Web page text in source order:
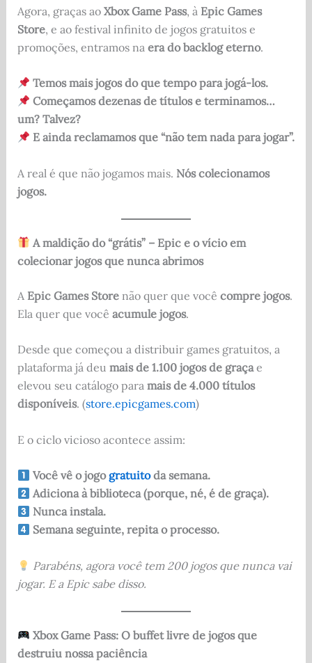
o
o
k
p
p
Agora, graças ao Xbox Game Pass, à Epic Games
Store, e ao festival infinito de jogos gratuitos e
promoções, entramos na era do backlog eterno.
Temos mais jogos do que tempo para jogá-los.
Começamos dezenas de títulos e terminamos…
um? Talvez?
E ainda reclamamos que “não tem nada para jogar”.
A real é que não jogamos mais. Nós colecionamos
jogos.
A maldição do “grátis” – Epic e o vício em
colecionar jogos que nunca abrimos
A Epic Games Storenão quer que você compre jogos.
Ela quer que você acumule jogos.
Desde que começou a distribuir games gratuitos, a
plataforma já deu mais de 1.100 jogos de graçae
elevou seu catálogo para mais de 4.000 títulos
disponíveis. (store.epicgames.com)
E o ciclo vicioso acontece assim:
Você vê o jogo gratuitoda semana.
Adiciona à biblioteca (porque, né, é de graça).
Nunca instala.
Semana seguinte, repita o processo.
Parabéns, agora você tem 200 jogos que nunca vai
jogar. E a Epic sabe disso.
Xbox Game Pass: O buffet livre de jogos que
destruiu nossa paciência